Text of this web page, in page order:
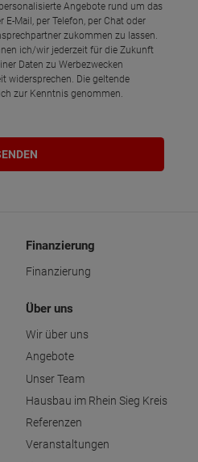
Angebote rund um das
E-Mail, per Telefon, per Chat oder
zukommen zu lassen.
ich/wir jederzeit für die Zukunft
Daten zu Werbezwecken
widersprechen. Die geltende
zur Kenntnis genommen.
Finanzierung
Finanzierung
Über uns
Wir über uns
Angebote
Unser Team
Hausbau im Rhein Sieg Kreis
Referenzen
Veranstaltungen